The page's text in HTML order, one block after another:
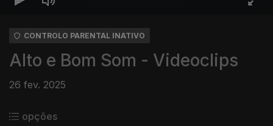
CONTROLO PARENTAL INATIVO
Alto e Bom Som - Videoclips
26 fev. 2025
opções